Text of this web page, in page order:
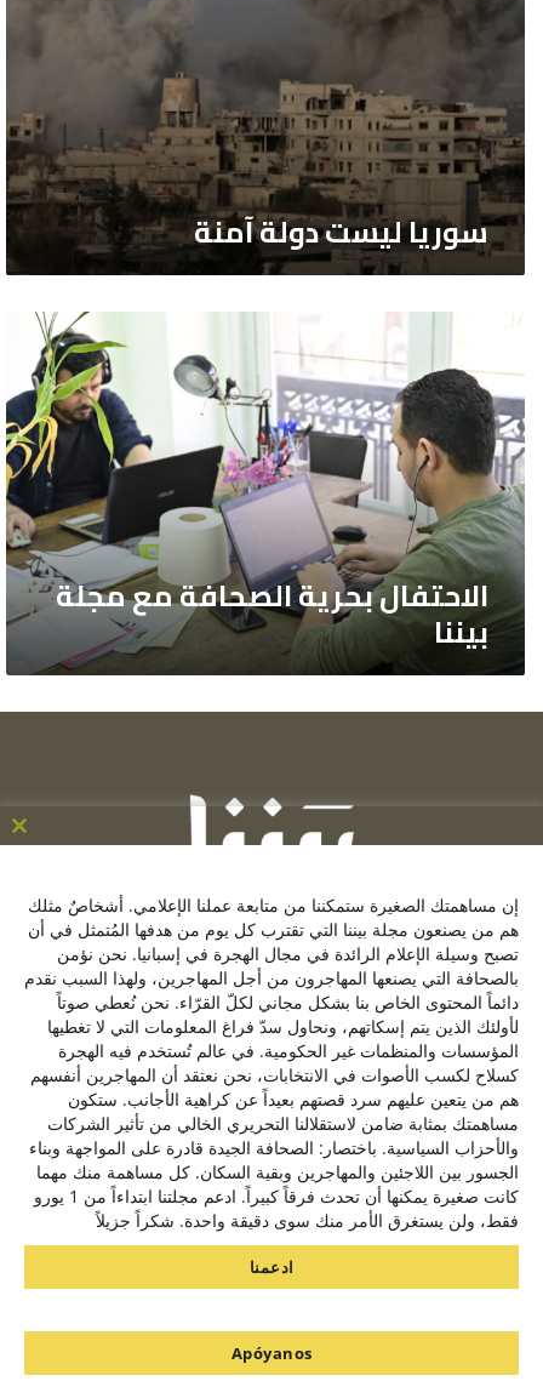
سوريا ليست دولة آمنة
الاحتفال
الصحافة
مع
مجلة
بيننا
الاحتفال بحرية الصحافة مع مجلة
بيننا
C/ de la Victoria 9, 1º, 28012, Madrid ,España
+34641137976
contacto@baynana.es
فيسبوك
تويترلينكدإنيوتيوبانستقرام
سياسة الخصوصية
من نحن
مشروع بيننا بالتعاون مع
يمكنك معرفة المزيد حول ملفات تعريف الارتباط التي نستخدمها أو تعطيلها
في الإعدادات. مزيد من المعلومات في سياسة ملفات تعريف الارتباط.
إن مساهمتك الصغيرة ستمكننا من متابعة عملنا الإعلامي. أشخاصٌ مثلك
هم من يصنعون مجلة بيننا التي تقترب كل يوم من هدفها المُتمثل في أن
تصبح وسيلة الإعلام الرائدة في مجال الهجرة في إسبانيا. نحن نؤمن
بالصحافة التي يصنعها المهاجرون من أجل المهاجرين، ولهذا السبب نقدم
دائماً المحتوى الخاص بنا بشكل مجاني لكلّ القرّاء. نحن نُعطي صوتاً
لأولئك الذين يتم إسكاتهم، ونحاول سدّ فراغ المعلومات التي لا تغطيها
المؤسسات والمنظمات غير الحكومية. في عالم تُستخدم فيه الهجرة
كسلاح لكسب الأصوات في الانتخابات، نحن نعتقد أن المهاجرين أنفسهم
هم من يتعين عليهم سرد قصتهم بعيداً عن كراهية الأجانب. ستكون
مساهمتك بمثابة ضامن لاستقلالنا التحريري الخالي من تأثير الشركات
والأحزاب السياسية. باختصار: الصحافة الجيدة قادرة على المواجهة وبناء
الجسور بين اللاجئين والمهاجرين وبقية السكان. كل مساهمة منك مهما
كانت صغيرة يمكنها أن تحدث فرقاً كبيراً. ادعم مجلتنا ابتداءاً من 1 يورو
فقط، ولن يستغرق الأمر منك سوى دقيقة واحدة. شكراً جزيلاً
ادعمنا
Apóyanos